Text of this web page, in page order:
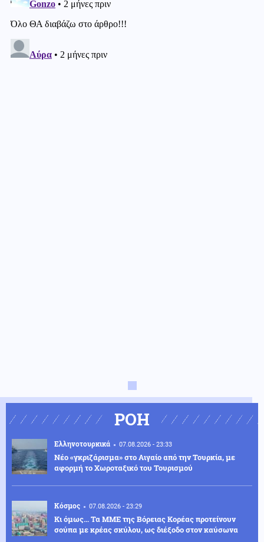
ΡΟΗ
Ελληνοτουρκικά 07.08.2026 - 23:33
Νέο «γκριζάρισμα» στο Αιγαίο από την Τουρκία, με
αφορμή το Χωροταξικό του Τουρισμού
Κόσμος 07.08.2026 - 23:29
Κι όμως... Τα ΜΜΕ της Βόρειας Κορέας προτείνουν
σούπα με κρέας σκύλου, ως διέξοδο στον καύσωνα